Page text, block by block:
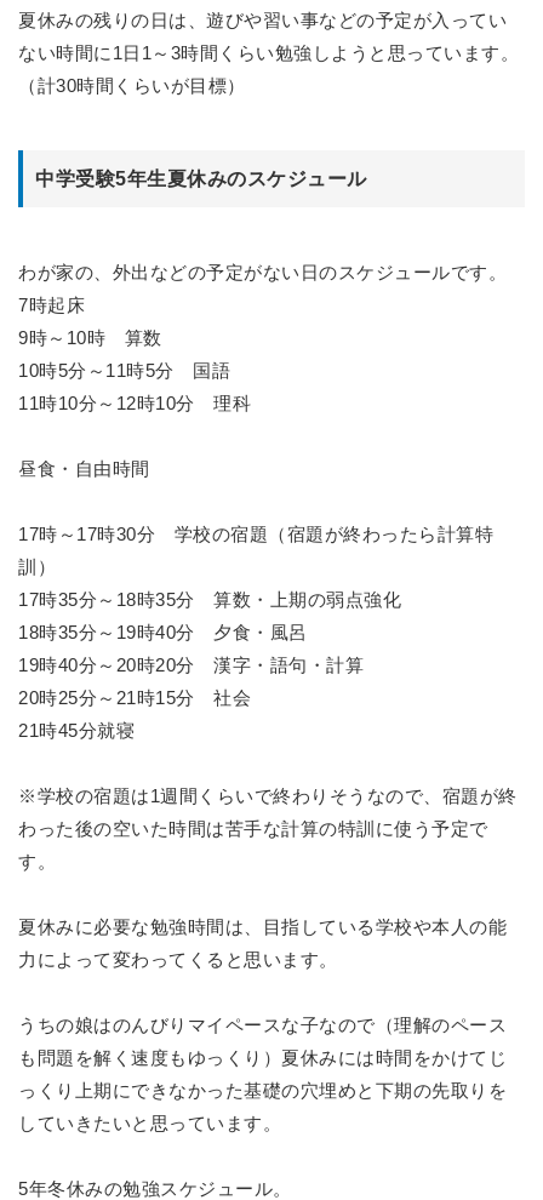
夏休みの残りの日は、遊びや習い事などの予定が入ってい
ない時間に 1日 1 ～ 3時間くらい勉強しようと思っています。
（計30時間くらいが目標）
中学受験5年生夏休みのスケジュール
わが家の、外出などの予定がない日のスケジュールです。
7時起床
9時～10時 算数
10時5分～11時5分 国語
11時10分～12時10分 理科
昼食・自由時間
17時～17時30分 学校の宿題（宿題が終わったら計算特
訓）
17時35分～18時35分 算数・上期の弱点強化
18時35分～19時40分 夕食・風呂
19時40分～20時20分 漢字・語句・計算
20時25分～21時15分 社会
21時45分就寝
※学校の宿題は1週間くらいで終わりそうなので、宿題が終
わった後の空いた時間は苦手な計算の特訓に使う予定で
す。
夏休みに必要な勉強時間は、目指している学校や本人の能
力によって変わってくると思います。
うちの娘はのんびりマイペースな子なので（理解のペース
も問題を解く速度もゆっくり）夏休みには時間をかけてじ
っくり上期にできなかった基礎の穴埋めと下期の先取りを
していきたいと思っています。
5年冬休みの勉強スケジュール。